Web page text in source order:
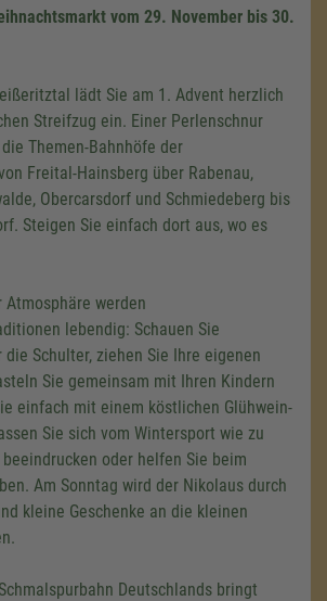
vom 29. November bis 30.
lädt Sie am 1. Advent herzlich
Streifzug ein. Einer Perlenschnur
Themen-Bahnhöfe der
Freital-Hainsberg über Rabenau,
Obercarsdorf und Schmiedeberg bis
Steigen Sie einfach dort aus, wo es
werden
lebendig: Schauen Sie
die Schulter, ziehen Sie Ihre eigenen
Sie gemeinsam mit Ihren Kindern
einfach mit einem köstlichen Glühwein-
Sie sich vom Wintersport wie zu
oder helfen Sie beim
Am Sonntag wird der Nikolaus durch
kleine Geschenke an die kleinen
Deutschlands bringt